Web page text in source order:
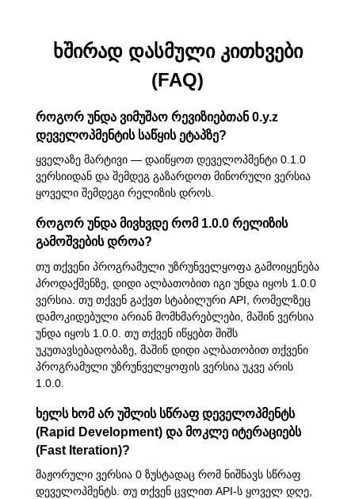
ხშირად დასმული კითხვები
(FAQ)
როგორ უნდა ვიმუშაო რევიზიებთან 0.y.z
დეველოპმენტის საწყის ეტაპზე?
ყველაზე მარტივი — დაიწყოთ დეველოპმენტი 0.1.0
ვერსიიდან და შემდეგ გაზარდოთ მინორული ვერსია
ყოველი შემდეგი რელიზის დროს.
როგორ უნდა მივხვდე რომ 1.0.0 რელიზის
გამოშვების დროა?
თუ თქვენი პროგრამული უზრუნველყოფა გამოიყენება
პროდაქშენზე, დიდი ალბათობით იგი უნდა იყოს 1.0.0
ვერსია. თუ თქვენ გაქვთ სტაბილური API, რომელზეც
დამოკიდებული არიან მომხმარებლები, მაშინ ვერსია
უნდა იყოს 1.0.0. თუ თქვენ იწყებთ შიშს
უკუთავსებადობაზე, მაშინ დიდი ალბათობით თქვენი
პროგრამული უზრუნველყოფის ვერსია უკვე არის
1.0.0.
ხელს ხომ არ უშლის სწრაფ დეველოპმენტს
(Rapid Development) და მოკლე იტერაციებს
(Fast Iteration)?
მაჟორული ვერსია 0 ზუსტადაც რომ ნიშნავს სწრაფ
დეველოპმენტს. თუ თქვენ ცვლით API-ს ყოველ დღე,